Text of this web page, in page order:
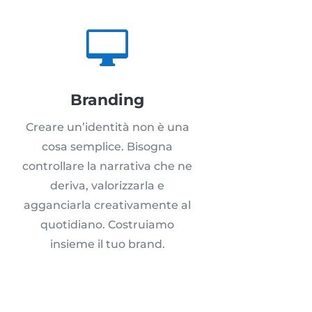

Branding
Creare un’identità non è una
cosa semplice. Bisogna
controllare la narrativa che ne
deriva, valorizzarla e
agganciarla creativamente al
quotidiano. Costruiamo
insieme il tuo brand.